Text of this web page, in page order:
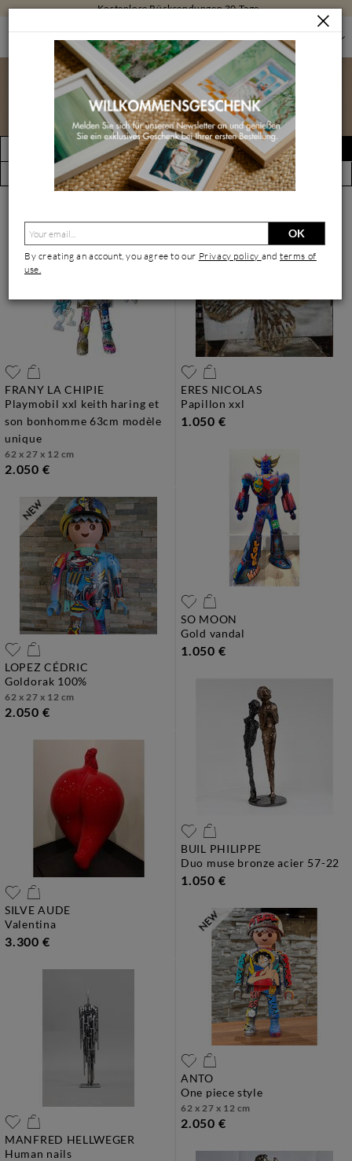
Kostenlose Rücksendungen 30 Tage
SKULPTUREN SKULPTUREN NACH GRÖSSE GROSSE SKULPTUREN
Große Skulpturen
FILTERN
(70 Kunstwerke)
Alert erstellen
Ansicht nach Künstler
FRANY LA CHIPIE
playmobil xxl keith haring et
son bonhomme 63cm modèle
unique
62 x 27 x 12 cm
2.050 €
ERES NICOLAS
papillon xxl
1.050 €
LOPEZ CÉDRIC
goldorak 100%
62 x 27 x 12 cm
2.050 €
SO MOON
gold vandal
1.050 €
SILVE AUDE
valentina
3.300 €
BUIL PHILIPPE
duo muse bronze acier 57-22
1.050 €
MANFRED HELLWEGER
human nails
ANTO
one piece style
62 x 27 x 12 cm
2.050 €
OK
By creating an account, you agree to our Privacy policy andterms of
use.